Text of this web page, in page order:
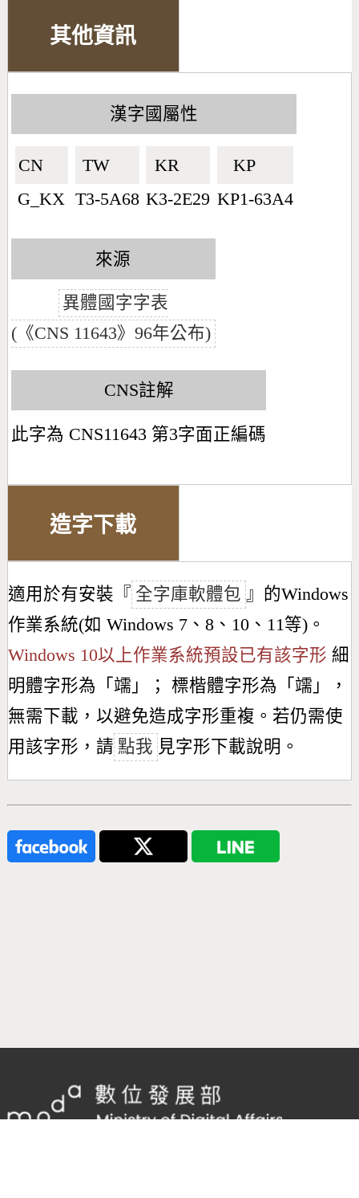
其他資訊
漢字國屬性
CN🇨🇳
G_KX
TW🇹🇼
T3-5A68
KR🇰🇷
K3-2E29
KP🇰🇵
KP1-63A4
來源
異體國字字表
(《CNS 11643》96年公布)
CNS註解
此字為 CNS11643 第3字面正編碼
造字下載
適用於有安裝『 全字庫軟體包 』的Windows
作業系統(如 Windows 7、8、10、11等)。
Windows 10以上作業系統預設已有該字形 細
明體字形為「 䇕 」； 標楷體字形為「 䇕 」，
無需下載，以避免造成字形重複。若仍需使
用該字形，請 點我 見字形下載說明。